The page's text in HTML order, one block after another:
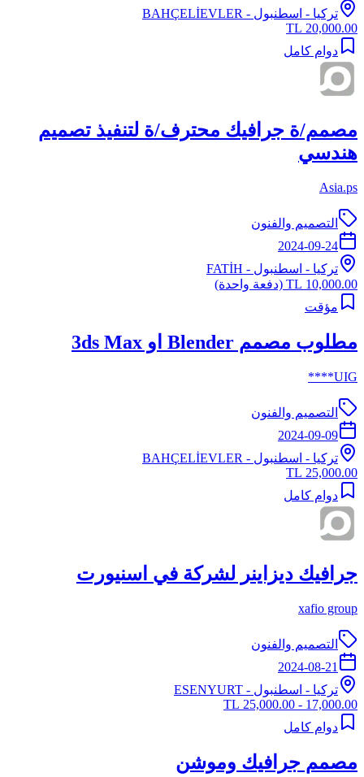
تركيا - اسطنبول - BAHÇELİEVLER
20,000.00 TL
دوام كامل
مصمم/ة جرافيك محترف/ة لتنفيذ تصميم
هندسي
Asia.ps
التصميم والفنون
2024-09-24
تركيا - اسطنبول - FATİH
10,000.00 TL
(دفعة واحدة)
مؤقت
مطلوب مصمم Blender او 3ds Max
UIG****
التصميم والفنون
2024-09-09
تركيا - اسطنبول - BAHÇELİEVLER
25,000.00 TL
دوام كامل
جرافيك ديزاينر لشركة في اسنيورت
xafio group
التصميم والفنون
2024-08-21
تركيا - اسطنبول - ESENYURT
17,000.00 - 25,000.00 TL
دوام كامل
مصمم جرافيك وموشن